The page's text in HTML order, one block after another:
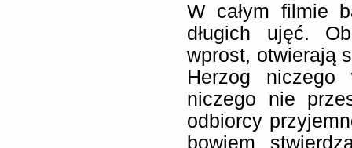
W całym filmie
długich ujęć.
wprost, otwierają
Herzog
niczego nie
odbiorcy
bowiem